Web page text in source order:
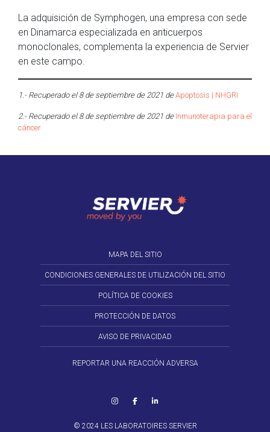
La adquisición de Symphogen, una empresa con sede
en Dinamarca especializada en anticuerpos
monoclonales, complementa la experiencia de Servier
en este campo.
1.- Recuperado el 8 de septiembre de 2021 deApoptosis | NHGRI
2.- Recuperado el 8 de septiembre de 2021 de Inmunoterapia para el
cáncer
MAPA DEL SITIO
CONDICIONES GENERALES DE UTILIZACIÓN DEL SITIO
POLÍTICA DE COOKIES
PROTECCIÓN DE DATOS
AVISO DE PRIVACIDAD
REPORTAR UNA REACCIÓN ADVERSA
© 2024 LES LABORATOIRES SERVIER